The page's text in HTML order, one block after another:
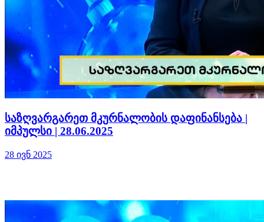
საზღვარგარეთ მკურნალობის დაფინანსება |
იმპულსი | 28.06.2025
28 ივნ 2025